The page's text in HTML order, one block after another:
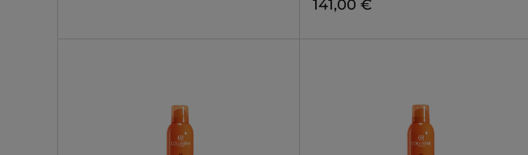
141,00 €